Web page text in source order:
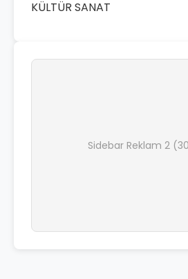
KÜLTÜR SANAT
Sidebar Reklam 2